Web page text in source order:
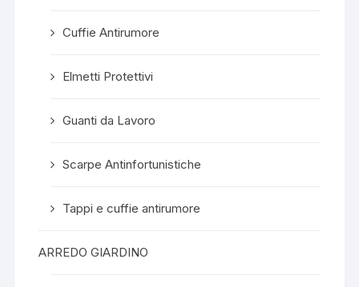
Cuffie Antirumore
Elmetti Protettivi
Guanti da Lavoro
Scarpe Antinfortunistiche
Tappi e cuffie antirumore
ARREDO GIARDINO